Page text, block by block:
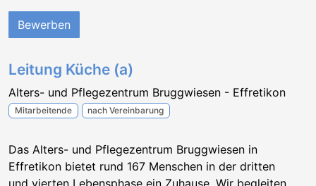
Bewerben
Leitung Küche (a)
Alters- und Pflegezentrum Bruggwiesen - Effretikon
Mitarbeitende nach Vereinbarung
Das Alters- und Pflegezentrum Bruggwiesen in
Effretikon bietet rund 167 Menschen in der dritten